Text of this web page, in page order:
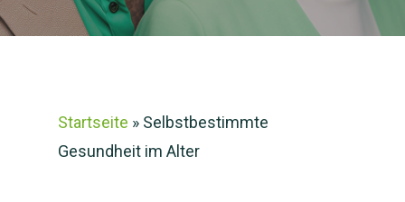
Startseite » Selbstbestimmte
Gesundheit im Alter